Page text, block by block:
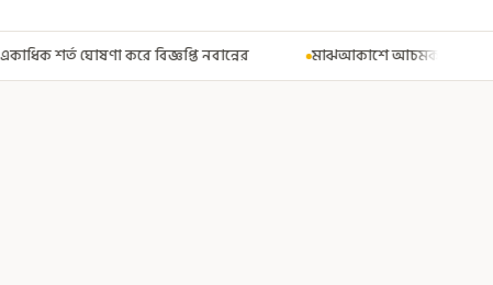
মাঝআকাশে আচমকা প্রবল ঝাঁকুনি! এয়ার ইন্ডিয়ার উড়ানে